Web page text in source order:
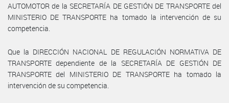
AUTOMOTOR de la SECRETARÍA DE GESTIÓN DE TRANSPORTE del
MINISTERIO DE TRANSPORTE ha tomado la intervención de su
competencia.
Que la DIRECCIÓN NACIONAL DE REGULACIÓN NORMATIVA DE
TRANSPORTE dependiente de la SECRETARÍA DE GESTIÓN DE
TRANSPORTE del MINISTERIO DE TRANSPORTE ha tomado la
intervención de su competencia.